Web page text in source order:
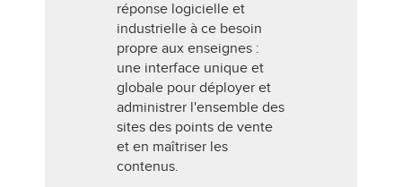
réponse logicielle et
industrielle à ce besoin
propre aux enseignes :
une interface unique et
globale pour déployer et
administrer l'ensemble des
sites des points de vente
et en maîtriser les
contenus.